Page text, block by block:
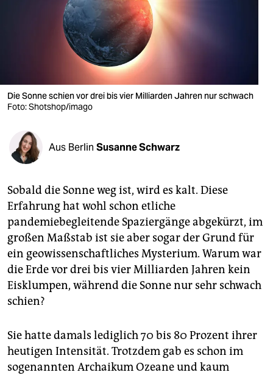
verlag
veranstaltungen
shop
fragen & hilfe
unterstützen
abo
genossenschaft
epaper login
Die Sonne schien vor drei bis vier Milliarden Jahren nur schwach
Foto: Shotshop/imago
Aus Berlin Susanne Schwarz
Sobald die Sonne weg ist, wird es kalt. Diese
Erfahrung hat wohl schon etliche
pandemiebegleitende Spaziergänge abgekürzt, im
großen Maßstab ist sie aber sogar der Grund für
ein geowissenschaftliches Mysterium. Warum war
die Erde vor drei bis vier Milliarden Jahren kein
Eisklumpen, während die Sonne nur sehr schwach
schien?
Sie hatte damals lediglich 70 bis 80 Prozent ihrer
heutigen Intensität. Trotzdem gab es schon im
sogenannten Archaikum Ozeane und kaum